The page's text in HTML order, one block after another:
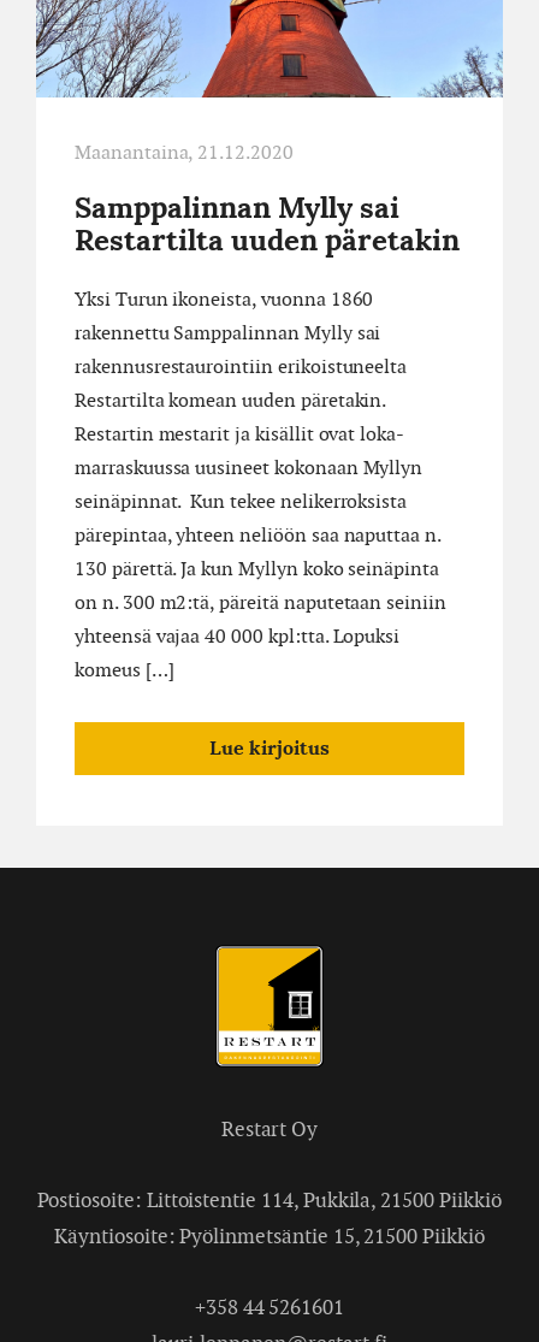
Samppalinnan Mylly sai
Restartilta uuden päretakin
Yksi Turun ikoneista, vuonna 1860
rakennettu Samppalinnan Mylly sai
rakennusrestaurointiin erikoistuneelta
Restartilta komean uuden päretakin.
Restartin mestarit ja kisällit ovat loka-
marraskuussa uusineet kokonaan Myllyn
seinäpinnat. Kun tekee nelikerroksista
pärepintaa, yhteen neliöön saa naputtaa n.
130 pärettä. Ja kun Myllyn koko seinäpinta
on n. 300 m2:tä, päreitä naputetaan seiniin
yhteensä vajaa 40 000 kpl:tta. Lopuksi
komeus […]
Lue kirjoitus
Maanantaina, 21.12.2020
Restart Oy
Postiosoite: Littoistentie 114, Pukkila, 21500 Piikkiö
Käyntiosoite: Pyölinmetsäntie 15, 21500 Piikkiö
+358 44 5261601